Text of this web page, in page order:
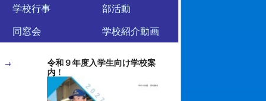
学校行事
部活動
同窓会 学校紹介動画
→
令和９年度入学生向け学校案
内！